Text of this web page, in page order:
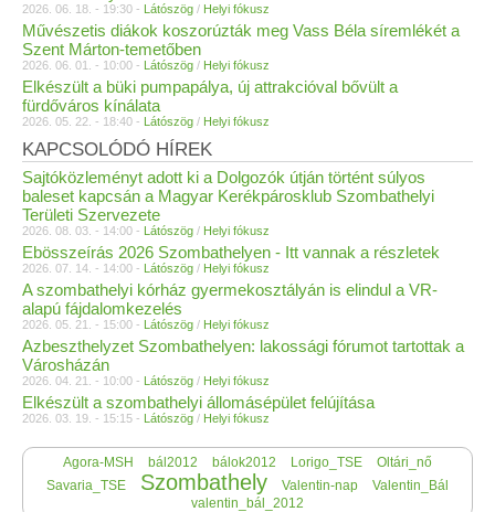
2026. 06. 18. - 19:30 - Látószög / Helyi fókusz
Művészetis diákok koszorúzták meg Vass Béla síremlékét a
Szent Márton-temetőben
2026. 06. 01. - 10:00 - Látószög / Helyi fókusz
Elkészült a büki pumpapálya, új attrakcióval bővült a
fürdőváros kínálata
2026. 05. 22. - 18:40 - Látószög / Helyi fókusz
KAPCSOLÓDÓ HÍREK
Sajtóközleményt adott ki a Dolgozók útján történt súlyos
baleset kapcsán a Magyar Kerékpárosklub Szombathelyi
Területi Szervezete
2026. 08. 03. - 14:00 - Látószög / Helyi fókusz
Ebösszeírás 2026 Szombathelyen - Itt vannak a részletek
2026. 07. 14. - 14:00 - Látószög / Helyi fókusz
A szombathelyi kórház gyermekosztályán is elindul a VR-
alapú fájdalomkezelés
2026. 05. 21. - 15:00 - Látószög / Helyi fókusz
Azbeszthelyzet Szombathelyen: lakossági fórumot tartottak a
Városházán
2026. 04. 21. - 10:00 - Látószög / Helyi fókusz
Elkészült a szombathelyi állomásépület felújítása
2026. 03. 19. - 15:15 - Látószög / Helyi fókusz
Agora-MSH bál2012 bálok2012 Lorigo_TSE
Oltári_nő
Savaria_TSE
Szombathely Valentin-nap
Valentin_Bál
valentin_bál_2012